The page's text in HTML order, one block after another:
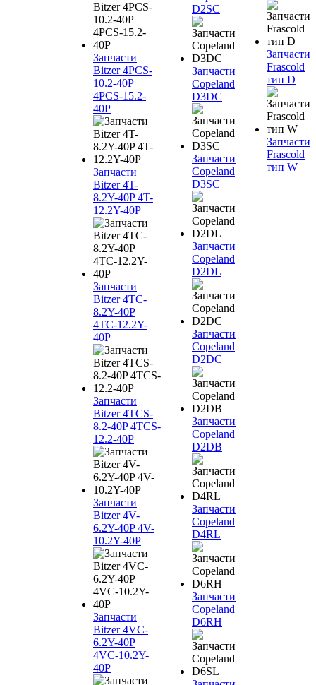
Запчасти
Bitzer 4PCS-
10.2-40P
4PCS-15.2-
40P
Запчасти
Bitzer 4T-
8.2Y-40P 4T-
12.2Y-40P
Запчасти
Bitzer 4TC-
8.2Y-40P
4TC-12.2Y-
40P
Запчасти
Bitzer 4TCS-
8.2-40P 4TCS-
12.2-40P
Запчасти
Bitzer 4V-
6.2Y-40P 4V-
10.2Y-40P
Запчасти
Bitzer 4VC-
6.2Y-40P
4VC-10.2Y-
40P
D2SC
Запчасти
Copeland
D3DC
Запчасти
Copeland
D3SC
Запчасти
Copeland
D2DL
Запчасти
Copeland
D2DC
Запчасти
Copeland
D2DB
Запчасти
Copeland
D4RL
Запчасти
Copeland
D6RH
Запчасти
Frascold
тип D
Запчасти
Frascold
тип W